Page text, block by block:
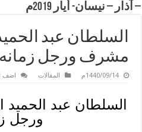
– آذار – نيسان- أيار 2019م
السلطان عبد الحميد
مشرف ورجل زمانه
1440/09/14م المقالات اضف
السلطان عبد الحميد
ورجل